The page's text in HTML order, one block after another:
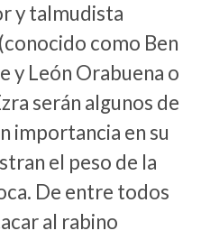
y talmudista
como Ben
y León Orabuena o
serán algunos de
importancia en su
el peso de la
De entre todos
al rabino